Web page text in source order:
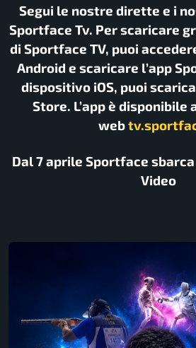
Segui le nostre dirette e i
Sportface Tv. Per scaricare
di Sportface TV, puoi
Android e scaricare l’app
dispositivo iOS, puoi
Store. L’app è disponibile
web
Dal 7 aprile Sportface
Video